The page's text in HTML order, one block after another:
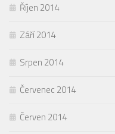
Říjen 2014
Září 2014
Srpen 2014
Červenec 2014
Červen 2014